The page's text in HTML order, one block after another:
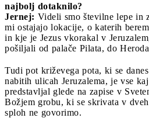
najbolj dotaknilo?
Jernej: Videli smo številne lepe in
mi ostajajo lokacije, o katerih
in kje je Jezus vkorakal v
pošiljali od palače Pilata, do
Tudi pot križevega pota, ki se
nabitih ulicah Jeruzalema, je vse
predstavljal glede na zapise v
Božjem grobu, ki se skrivata v
sploh ne govorimo.